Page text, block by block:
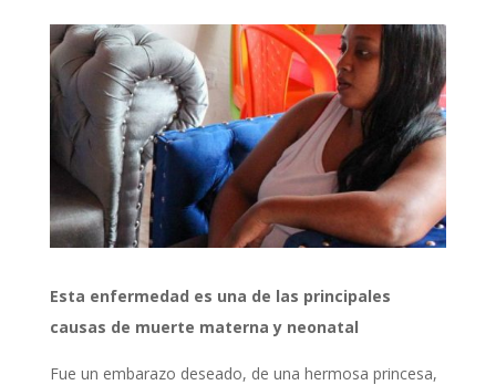
Esta enfermedad es una de las principales
causas de muerte materna y neonatal
Fue un embarazo deseado, de una hermosa princesa,